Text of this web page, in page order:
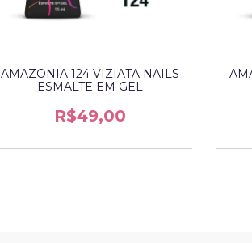
AMAZONIA 124 VIZIATA NAILS
ESMALTE EM GEL
R$49,00